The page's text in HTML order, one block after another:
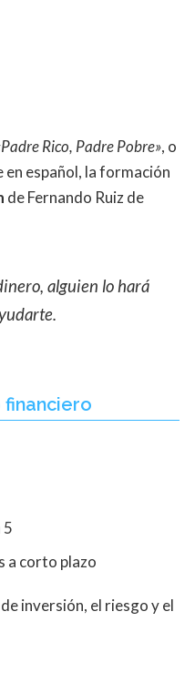
Rico, Padre Pobre», o
en español, la formación
de Fernando Ruiz de
alguien lo hará
financiero
5
a corto plazo
inversión, el riesgo y el